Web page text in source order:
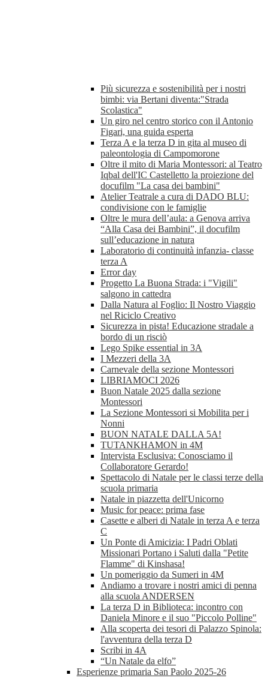
Più sicurezza e sostenibilità per i nostri
bimbi: via Bertani diventa:"Strada
Scolastica"
Un giro nel centro storico con il Antonio
Figari, una guida esperta
Terza A e la terza D in gita al museo di
paleontologia di Campomorone
Oltre il mito di Maria Montessori: al Teatro
Iqbal dell'IC Castelletto la proiezione del
docufilm "La casa dei bambini"
Atelier Teatrale a cura di DADO BLU:
condivisione con le famiglie
Oltre le mura dell’aula: a Genova arriva
“Alla Casa dei Bambini”, il docufilm
sull’educazione in natura
Laboratorio di continuità infanzia- classe
terza A
Error day
Progetto La Buona Strada: i "Vigili"
salgono in cattedra
Dalla Natura al Foglio: Il Nostro Viaggio
nel Riciclo Creativo
Sicurezza in pista! Educazione stradale a
bordo di un risciò
Lego Spike essential in 3A
I Mezzeri della 3A
Carnevale della sezione Montessori
LIBRIAMOCI 2026
Buon Natale 2025 dalla sezione
Montessori
La Sezione Montessori si Mobilita per i
Nonni
BUON NATALE DALLA 5A!
TUTANKHAMON in 4M
Intervista Esclusiva: Conosciamo il
Collaboratore Gerardo!
Spettacolo di Natale per le classi terze della
scuola primaria
Natale in piazzetta dell'Unicorno
Music for peace: prima fase
Casette e alberi di Natale in terza A e terza
C
Un Ponte di Amicizia: I Padri Oblati
Missionari Portano i Saluti dalla "Petite
Flamme" di Kinshasa!
Un pomeriggio da Sumeri in 4M
Andiamo a trovare i nostri amici di penna
alla scuola ANDERSEN
La terza D in Biblioteca: incontro con
Daniela Minore e il suo "Piccolo Polline"
Alla scoperta dei tesori di Palazzo Spinola:
l'avventura della terza D
Scribi in 4A
“Un Natale da elfo”
Esperienze primaria San Paolo 2025-26